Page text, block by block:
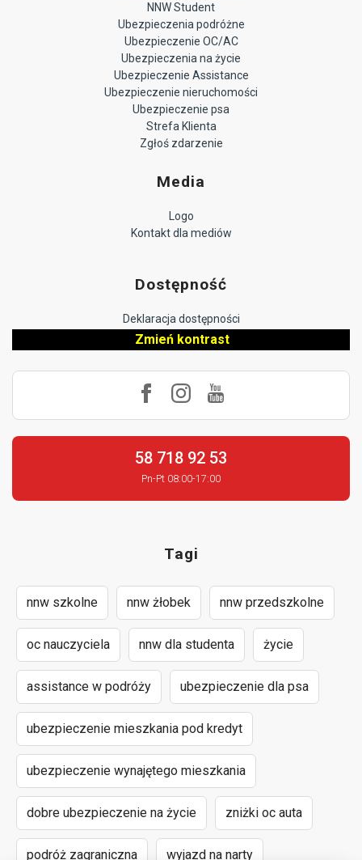
NNW Student
Ubezpieczenia podróżne
Ubezpieczenie OC/AC
Ubezpieczenia na życie
Ubezpieczenie Assistance
Ubezpieczenie nieruchomości
Ubezpieczenie psa
Strefa Klienta
Zgłoś zdarzenie
Media
Logo
Kontakt dla mediów
Dostępność
Deklaracja dostępności
Zmień kontrast
58 718 92 53
Pn-Pt 08:00-17:00
Tagi
nnw szkolne nnw żłobek nnw przedszkolne
oc nauczyciela nnw dla studenta życie
assistance w podróży ubezpieczenie dla psa
ubezpieczenie mieszkania pod kredyt
ubezpieczenie wynajętego mieszkania
dobre ubezpieczenie na życie zniżki oc auta
podróż zagraniczna wyjazd na narty